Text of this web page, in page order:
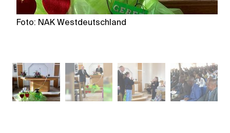
Foto: NAK Westdeutschland